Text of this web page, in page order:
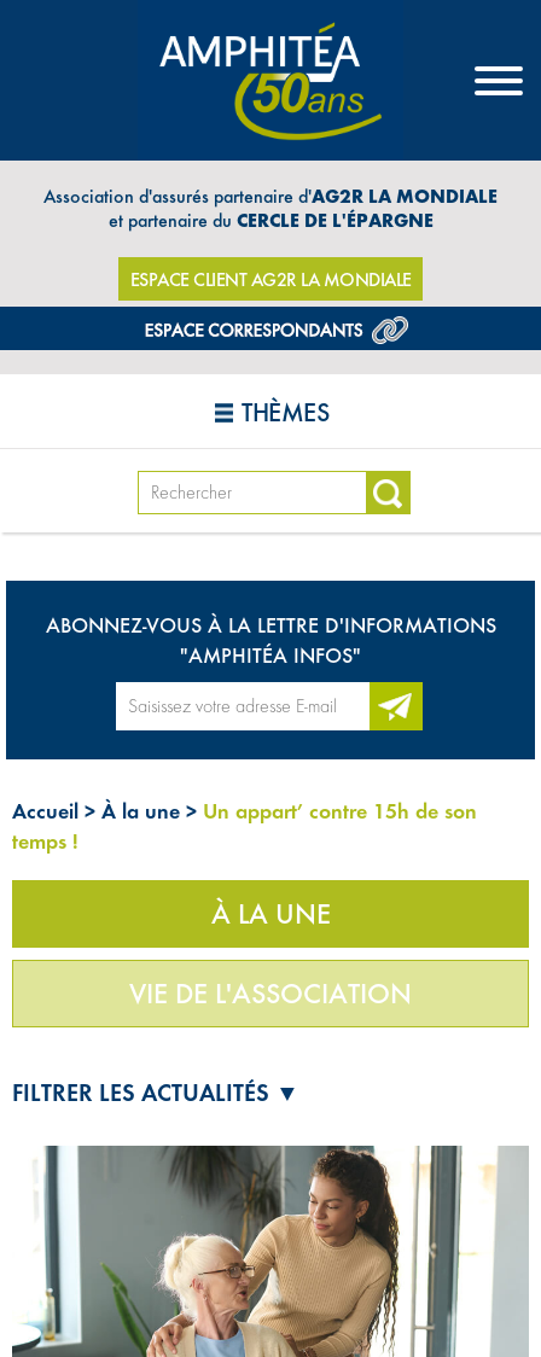
Association d'assurés partenaire d'AG2R LA MONDIALE
et partenaire du CERCLE DE L'ÉPARGNE
ESPACE CLIENT AG2R LA MONDIALE
THÈMES
ABONNEZ-VOUS À LA LETTRE D'INFORMATIONS
"AMPHITÉA INFOS"
Accueil > À la une > Un appart’ contre 15h de son
temps !
À LA UNE
VIE DE L'ASSOCIATION
FILTRER LES ACTUALITÉS ▼